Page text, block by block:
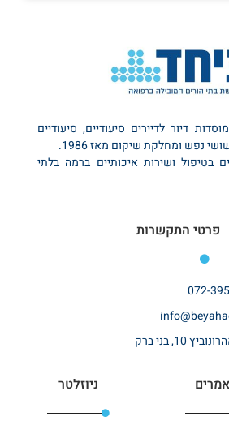
דיור לדיירים סיעודיים, סיעודיים
נפש ומחלקת שיקום מאז 1986.
בטיפול ושירות איכותיים ברמה בלתי
פרטי התקשרות
072-
10, בני ברק
ניוזלטר